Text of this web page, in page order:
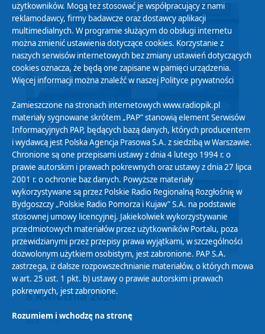
8 kwietnia 2024
2024-04-06
użytkowników. Mogą też stosować je współpracujący z nami
reklamodawcy, firmy badawcze oraz dostawcy aplikacji
multimedialnych. W programie służącym do obsługi internetu
można zmienić ustawienia dotyczące cookies. Korzystanie z
naszych serwisów internetowych bez zmiany ustawień dotyczących
cookies oznacza, że będą one zapisane w pamięci urządzenia.
Więcej informacji można znaleźć w naszej Polityce prywatności
Zamieszczone na stronach internetowych www.radiopik.pl
materiały sygnowane skrótem „PAP” stanowią element Serwisów
Informacyjnych PAP, będących bazą danych, których producentem
i wydawcą jest Polska Agencja Prasowa S.A. z siedzibą w Warszawie.
Chronione są one przepisami ustawy z dnia 4 lutego 1994 r. o
prawie autorskim i prawach pokrewnych oraz ustawy z dnia 27 lipca
2001 r. o ochronie baz danych. Powyższe materiały
wykorzystywane są przez Polskie Radio Regionalną Rozgłośnię w
Bydgoszczy „Polskie Radio Pomorza i Kujaw” S.A. na podstawie
stosownej umowy licencyjnej. Jakiekolwiek wykorzystywanie
przedmiotowych materiałów przez użytkowników Portalu, poza
przewidzianymi przez przepisy prawa wyjątkami, w szczególności
dozwolonym użytkiem osobistym, jest zabronione. PAP S.A.
zastrzega, iż dalsze rozpowszechnianie materiałów, o których mowa
w art. 25 ust. 1 pkt. b) ustawy o prawie autorskim i prawach
pokrewnych, jest zabronione.
Rozumiem i wchodzę na stronę